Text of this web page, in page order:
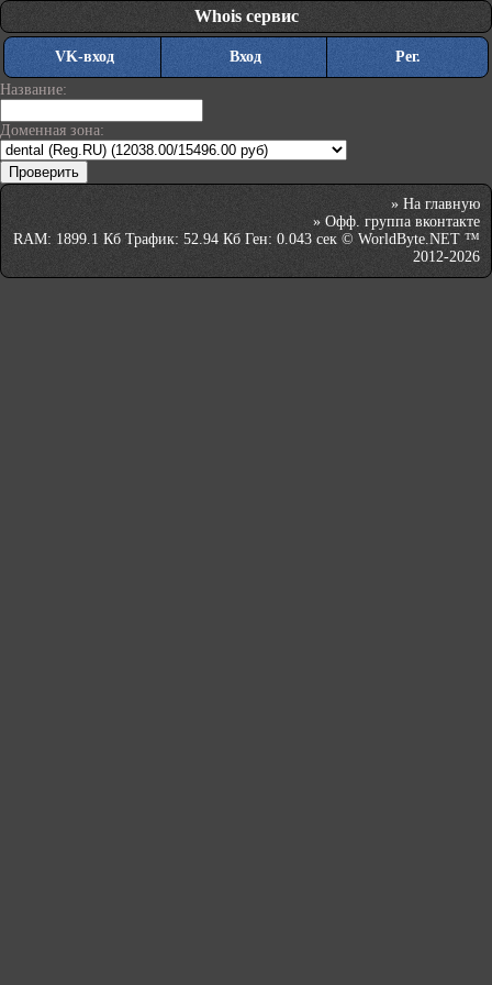
Whois сервис
VK-вход Вход
Рег.
Название:
Доменная зона:
» На главную
» Офф. группа вконтакте
RAM: 1899.1 Кб Трафик: 52.94 Кб Ген: 0.043 сек © WorldByte.NET ™
2012-2026